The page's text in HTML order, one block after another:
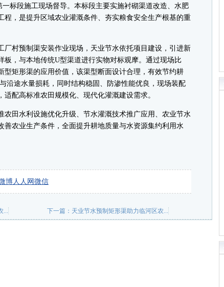
标段施工现场督导。本标段主要实施衬砌渠道改造、水肥
程，是提升区域农业灌溉条件、夯实粮食安全生产根基的重
村预制渠安装作业现场，天业节水依托项目建设，引进新
板，与本地传统U型渠道进行实物对标观摩。通过现场比
型矩形渠的应用价值，该渠型断面设计合理，有效节约耕
沿途水量损耗，同时结构稳固、防渗性能优良，现场装配
配高标准农田规模化、现代化灌溉建设需求。
田水利设施优化升级、节水灌溉技术推广应用、农业节水
善农业生产条件，全面提升耕地质量与水资源集约利用水
博人人网 微信
... 下一篇： 天业节水预制矩形渠助力临河区农...